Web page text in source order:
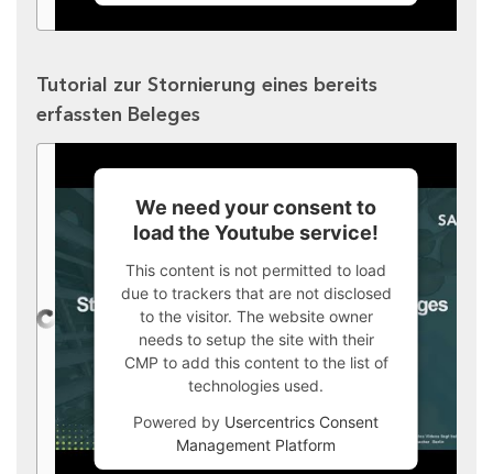
Tutorial zur Stornierung eines bereits
erfassten Beleges
We need your consent to
load the Youtube service!
This content is not permitted to load
due to trackers that are not disclosed
to the visitor. The website owner
needs to setup the site with their
CMP to add this content to the list of
technologies used.
Powered by Usercentrics Consent
Management Platform